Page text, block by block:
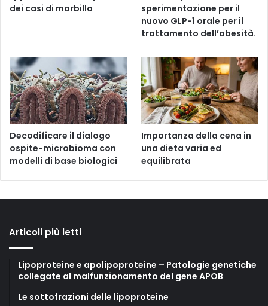
dei casi di morbillo
sperimentazione per il
nuovo GLP-1 orale per il
trattamento dell’obesità.
Decodificare il dialogo
ospite-microbioma con
modelli di base biologici
Importanza della cena in
una dieta varia ed
equilibrata
Articoli più letti
Lipoproteine e apolipoproteine – Patologie genetiche
collegate al malfunzionamento del gene APOB
Le sottofrazioni delle lipoproteine